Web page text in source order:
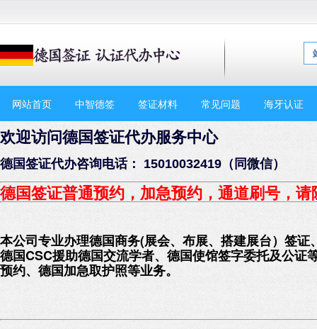
网站首页 中智德签 签证材料 常见问题 海牙认证
欢迎访问德国签证代办服务中心
德国签证代办咨询电话： 15010032419（同微信）
德国签证普通预约，加急预约 ，通道刷号，
本公司专业办理德国商务(展会、布展、搭建展台）签
德国CSC援助德国交流学者、德国使馆签字委托及公
预约、德国加急取护照等业务。